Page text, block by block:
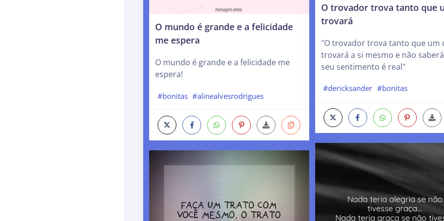
O mundo é grande e a felicidade
me espera
O mundo é grande e a felicidade me
espera!
#bonitas #alinealvesrodrigues
O trovador trova tanto que
trovará
"O trovador trova tanto que um
trovará a si mesmo e não
seu sentimento é real"
#dericksander #bonitas